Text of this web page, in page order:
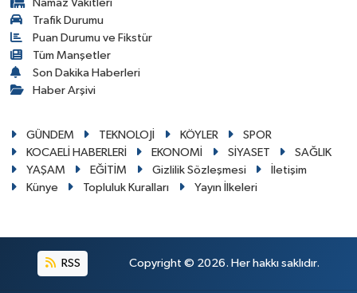
Namaz Vakitleri
Trafik Durumu
Puan Durumu ve Fikstür
Tüm Manşetler
Son Dakika Haberleri
Haber Arşivi
GÜNDEM TEKNOLOJİ KÖYLER
SPOR
KOCAELİ HABERLERİ
EKONOMİ SİYASET
SAĞLIK
YAŞAM
EĞİTİM Gizlilik Sözleşmesi
İletişim
Künye
Topluluk Kuralları Yayın İlkeleri
RSS Copyright © 2026. Her hakkı saklıdır.